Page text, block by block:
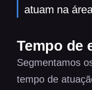
atuam na
Tempo de
Segmentamos
tempo de